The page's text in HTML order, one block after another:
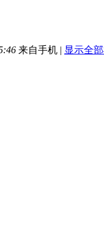
来自手机 | 显示全